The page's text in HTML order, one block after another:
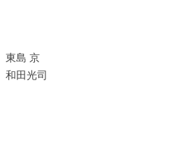
東島 京
和田光司